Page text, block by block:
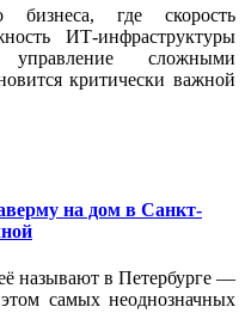
бизнеса, где скорость
ИТ-инфраструктуры
сложными
критически важной
на дом в Санкт-
называют в Петербурге —
самых неоднозначных